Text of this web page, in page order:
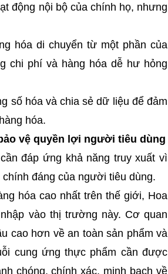
động nội bộ của chính họ, nhưng
hóa di chuyển từ một phần của
chi phí và hàng hóa dễ hư hỏng
số hóa và chia sẻ dữ liệu để đảm
hóa.
vệ quyền lợi người tiêu dùng
đáp ứng khả năng truy xuất vì
đáng của người tiêu dùng.
hóa cao nhất trên thế giới, Hoa
vào thị trường này. Cơ quan
cao hơn về an toàn sản phẩm và
cung ứng thực phẩm cần được
chóng, chính xác, minh bạch về